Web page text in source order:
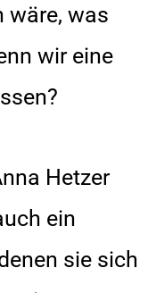
wäre, was
wir eine
Hetzer
ein
sie sich